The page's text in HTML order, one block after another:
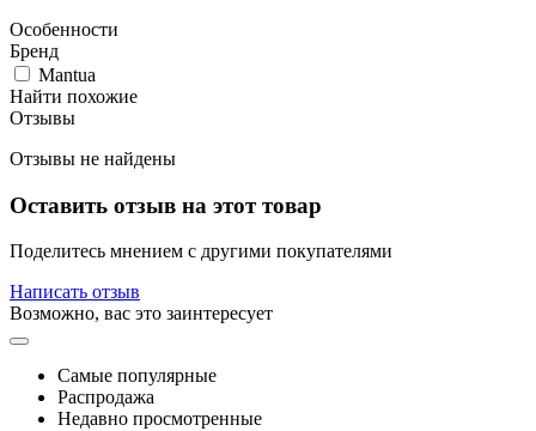
Особенности
Бренд
Mantua
Найти похожие
Отзывы
Отзывы не найдены
Оставить отзыв на этот товар
Поделитесь мнением с другими покупателями
Написать отзыв
Возможно, вас это заинтересует
Самые популярные
Распродажа
Недавно просмотренные